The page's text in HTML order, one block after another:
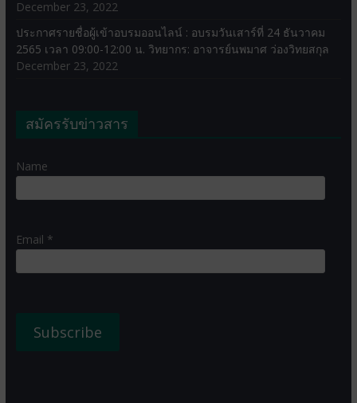
December 23, 2022
ประกาศรายชื่อผู้เข้าอบรมออนไลน์ : อบรมวันเสาร์ที่ 24 ธันวาคม
2565 เวลา 09:00-12:00 น. วิทยากร: อาจารย์นพมาศ ว่องวิทยสกุล
December 23, 2022
สมัครรับข่าวสาร
Name
Email *